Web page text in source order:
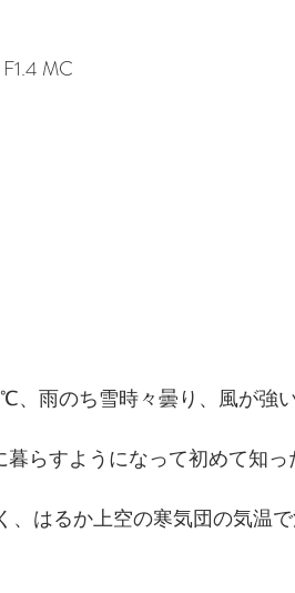
MC
雨のち雪時々曇り、風が強い
らすようになって初めて知っ
はるか上空の寒気団の気温